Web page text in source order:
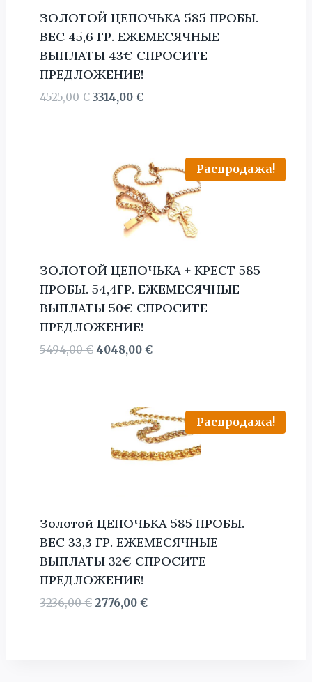
ЗОЛОТОЙ ЦЕПОЧЬКА 585 ПРОБЫ.
BЕС 45,6 ГР. ЕЖЕМЕСЯЧНЫЕ
ВЫПЛАТЫ 43€ СПРОСИТЕ
ПРЕДЛОЖЕНИЕ!
4525,00€ Первоначальная
3314,00 €Текущая
Распродажа!
ЗОЛОТОЙ ЦЕПОЧЬКА + КРЕСТ 585
ПРОБЫ. 54,4ГР. ЕЖЕМЕСЯЧНЫЕ
ВЫПЛАТЫ 50€ СПРОСИТЕ
ПРЕДЛОЖЕНИЕ!
5494,00€ Первоначальная
4048,00 €Текущая
Распродажа!
Золотой ЦЕПОЧЬКА 585 ПРОБЫ.
BЕС 33,3 ГР. ЕЖЕМЕСЯЧНЫЕ
ВЫПЛАТЫ 32€ СПРОСИТЕ
ПРЕДЛОЖЕНИЕ!
3236,00€ Первоначальная
2776,00 €Текущая